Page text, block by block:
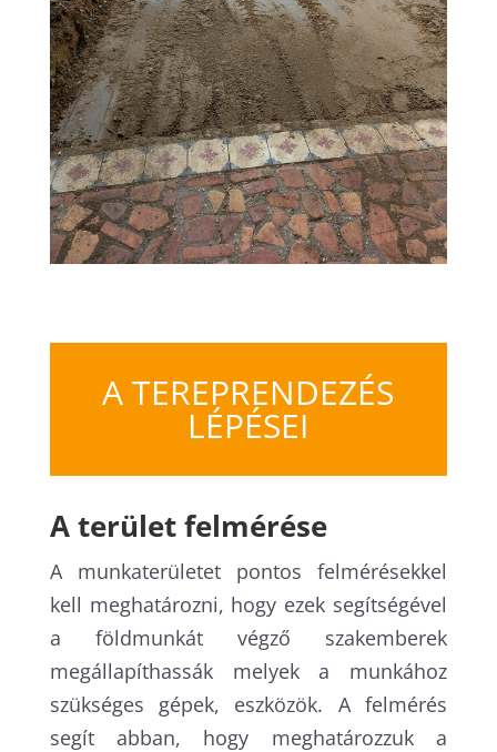
A TEREPRENDEZÉS
LÉPÉSEI
A terület felmérése
A munkaterületet pontos felmérésekkel
kell meghatározni, hogy ezek segítségével
a földmunkát végző szakemberek
megállapíthassák melyek a munkához
szükséges gépek, eszközök. A felmérés
segít abban, hogy meghatározzuk a